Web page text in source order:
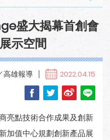
盛大揭幕首創會
示空間
高雄報導 2022.04.15
亮點技術合作成果及創新
加值中心規劃創新產品展